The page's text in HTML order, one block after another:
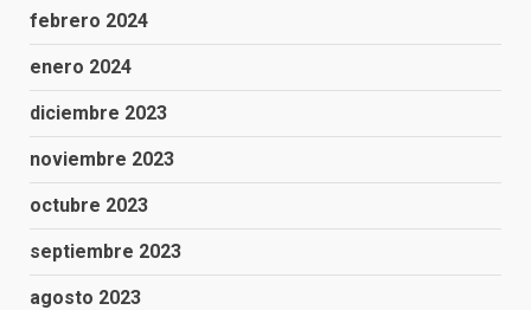
febrero 2024
enero 2024
diciembre 2023
noviembre 2023
octubre 2023
septiembre 2023
agosto 2023